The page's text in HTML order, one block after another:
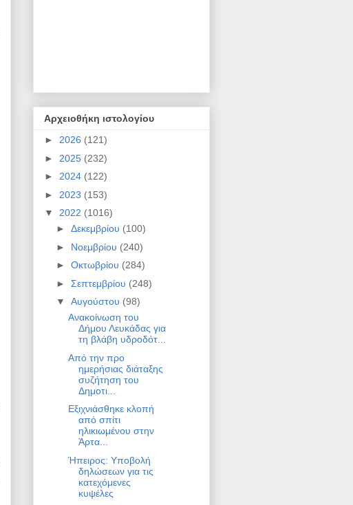
Αρχειοθήκη ιστολογίου
► 2026 (121)
► 2025 (232)
► 2024 (122)
► 2023 (153)
▼ 2022 (1016)
► Δεκεμβρίου (100)
► Νοεμβρίου (240)
► Οκτωβρίου (284)
► Σεπτεμβρίου (248)
▼ Αυγούστου (98)
Ανακοίνωση του
Δήμου Λευκάδας για
τη βλάβη υδροδότ...
Από την προ
ημερήσιας διάταξης
συζήτηση του
Δημοτι...
Εξιχνιάσθηκε κλοπή
από σπίτι
ηλικιωμένου στην
Άρτα...
Ήπειρος: Υποβολή
δηλώσεων για τις
κατεχόμενες
κυψέλες